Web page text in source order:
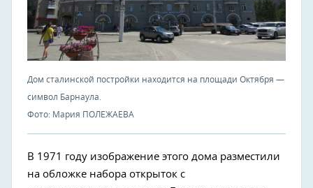
Дом сталинской постройки находится на площади Октября —
символ Барнаула.
Фото: Мария ПОЛЕЖАЕВА
В 1971 году изображение этого дома разместили
на обложке набора открыток с